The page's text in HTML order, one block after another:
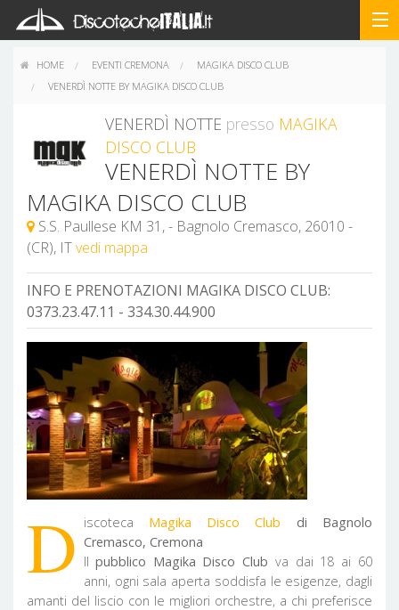
HOME EVENTI CREMONA
MAGIKA DISCO CLUB
VENERDÌ NOTTE BY MAGIKA DISCO CLUB
VENERDÌ NOTTE presso MAGIKA
DISCO CLUB
VENERDÌ NOTTE BY
MAGIKA DISCO CLUB
(CR), ITvedi mappa
INFO E PRENOTAZIONI MAGIKA DISCO CLUB:
0373.23.47.11 - 334.30.44.900
D iscoteca Magika Disco Club di Bagnolo
Cremasco, Cremona
Il pubblico Magika Disco Club va dai 18 ai 60
anni, ogni sala aperta soddisfa le esigenze, dagli
amanti del liscio con le migliori orchestre, a chi preferisce